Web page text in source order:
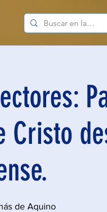
Cristo
de Aquino